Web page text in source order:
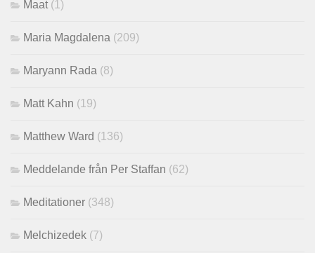
Maat (1)
Maria Magdalena (209)
Maryann Rada (8)
Matt Kahn (19)
Matthew Ward (136)
Meddelande från Per Staffan (62)
Meditationer (348)
Melchizedek (7)